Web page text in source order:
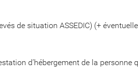
de situation ASSEDIC) (+
d’hébergement de la personne